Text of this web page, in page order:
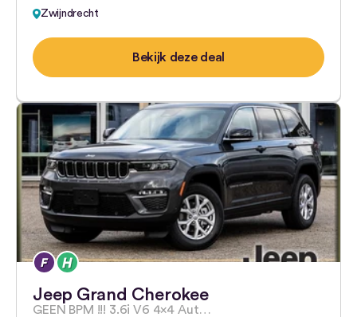
Zwijndrecht
Bekijk deze deal
Jeep Grand Cherokee
GEEN BPM !!! 3.6i V6 4×4 Aut…